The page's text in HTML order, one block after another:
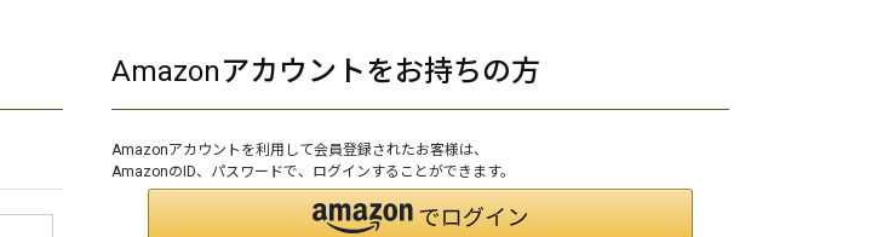
Amazonアカウントをお持ちの方
Amazonアカウントを利用して会員登録されたお客様は、
AmazonのID、パスワードで、ログインすることができます。